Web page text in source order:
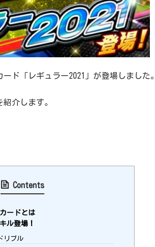
ド「レギュラー2021」が登場しました。
介します。
Contents
ードとは
ル登場！
リブル